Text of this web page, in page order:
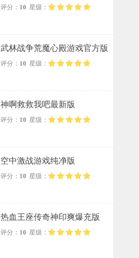
评分： 10 星级：
武林战争荒魔心殿游戏官方版
评分： 10 星级：
神啊救救我吧最新版
评分： 10 星级：
空中激战游戏纯净版
评分： 10 星级：
热血王座传奇神印爽爆充版
评分： 10 星级：